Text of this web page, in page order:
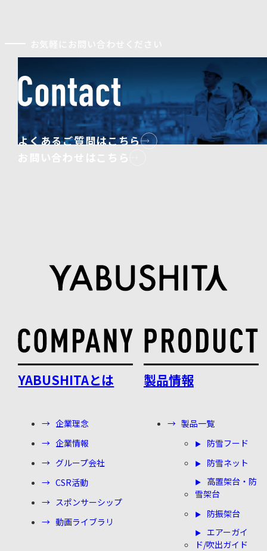
よくあるご質問はこちら
YABUSHITAとは
企業理念
企業情報
グループ会社
CSR活動
スポンサーシップ
動画ライブラリ
製品情報
製品一覧
防雪フード
防雪ネット
高置架台・防
雪架台
防振架台
エアーガイ
ド/吹出ガイド